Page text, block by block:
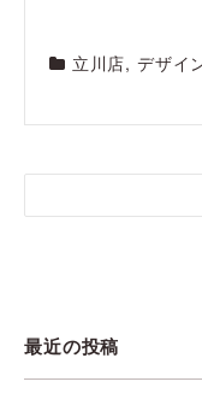
立川店, デザイ
最近の投稿